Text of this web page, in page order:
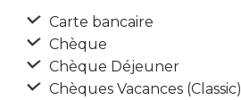
Carte bancaire
Chèque
Chèque Déjeuner
Chèques Vacances (Classic)